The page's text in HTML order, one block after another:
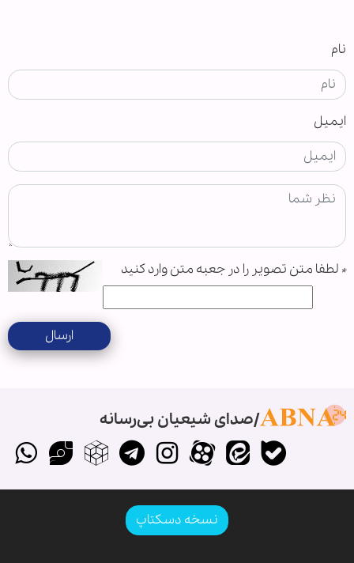
نام
ایمیل
* لطفا متن تصویر را در جعبه متن وارد کنید
ارسال
صدای شیعیان بی‌رسانه
نسخه دسکتاپ